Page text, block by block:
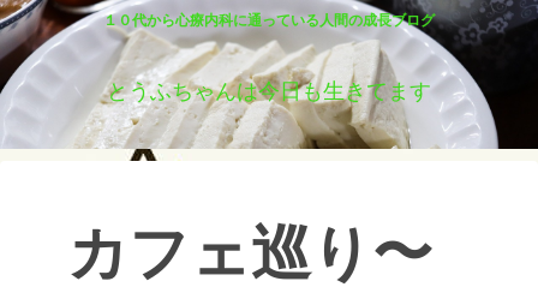
１０代から心療内科に通っている人間の成長ブログ
とうふちゃんは今日も生きてます
カフェ巡り〜